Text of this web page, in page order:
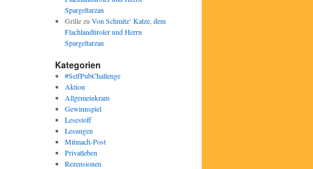
Spargeltarzan
Grillezu Von Schmitz‘ Katze, dem
Flachlandtiroler und Herrn
Spargeltarzan
Kategorien
#SelfPubChallenge
Aktion
Allgemeinkram
Gewinnspiel
Lesestoff
Lesungen
Mitmach-Post
Privatleben
Rezensionen